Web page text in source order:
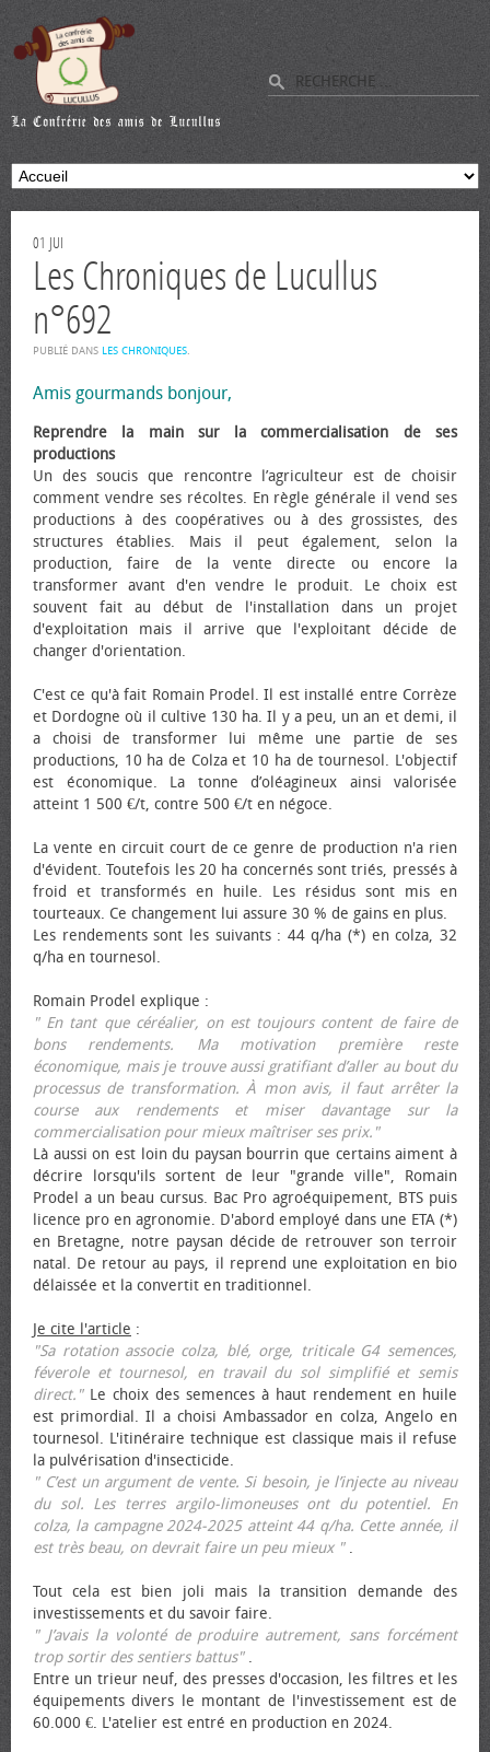
01 JUI
Les Chroniques de Lucullus
n°692
PUBLIÉ DANS LES CHRONIQUES.
Amis gourmands bonjour,
Reprendre la main sur la commercialisation de ses
productions
Un des soucis que rencontre l’agriculteur est de choisir
comment vendre ses récoltes. En règle générale il vend ses
productions à des coopératives ou à des grossistes, des
structures établies. Mais il peut également, selon la
production, faire de la vente directe ou encore la
transformer avant d'en vendre le produit. Le choix est
souvent fait au début de l'installation dans un projet
d'exploitation mais il arrive que l'exploitant décide de
changer d'orientation.
C'est ce qu'à fait Romain Prodel. Il est installé entre Corrèze
et Dordogne où il cultive 130 ha. Il y a peu, un an et demi, il
a choisi de transformer lui même une partie de ses
productions, 10 ha de Colza et 10 ha de tournesol. L'objectif
est économique. La tonne d’oléagineux ainsi valorisée
atteint 1 500 €/t, contre 500 €/t en négoce.
La vente en circuit court de ce genre de production n'a rien
d'évident. Toutefois les 20 ha concernés sont triés, pressés à
froid et transformés en huile. Les résidus sont mis en
tourteaux. Ce changement lui assure 30 % de gains en plus.
Les rendements sont les suivants : 44 q/ha (*) en colza, 32
q/ha en tournesol.
Romain Prodel explique :
" En tant que céréalier, on est toujours content de faire de
bons rendements. Ma motivation première reste
économique, mais je trouve aussi gratifiant d’aller au bout du
processus de transformation. À mon avis, il faut arrêter la
course aux rendements et miser davantage sur la
commercialisation pour mieux maîtriser ses prix."
Là aussi on est loin du paysan bourrin que certains aiment à
décrire lorsqu'ils sortent de leur "grande ville", Romain
Prodel a un beau cursus. Bac Pro agroéquipement, BTS puis
licence pro en agronomie. D'abord employé dans une ETA (*)
en Bretagne, notre paysan décide de retrouver son terroir
natal. De retour au pays, il reprend une exploitation en bio
délaissée et la convertit en traditionnel.
Je cite l'article :
"Sa rotation associe colza, blé, orge, triticale G4 semences,
féverole et tournesol, en travail du sol simplifié et semis
direct."Le choix des semences à haut rendement en huile
est primordial. Il a choisi Ambassador en colza, Angelo en
tournesol. L'itinéraire technique est classique mais il refuse
la pulvérisation d'insecticide.
" C’est un argument de vente. Si besoin, je l’injecte au niveau
du sol. Les terres argilo-limoneuses ont du potentiel. En
colza, la campagne 2024-2025 atteint 44 q/ha. Cette année, il
est très beau, on devrait faire un peu mieux ".
Tout cela est bien joli mais la transition demande des
investissements et du savoir faire.
" J’avais la volonté de produire autrement, sans forcément
trop sortir des sentiers battus".
Entre un trieur neuf, des presses d'occasion, les filtres et les
équipements divers le montant de l'investissement est de
60.000 €. L'atelier est entré en production en 2024.